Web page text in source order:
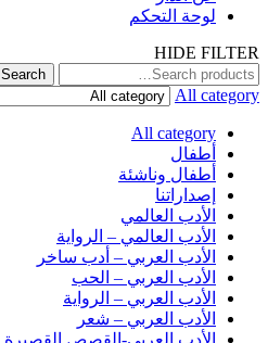
لوحة التحكم
HIDE FILTER
Search
All category
All category
أطفال
أطفال وناشئة
إصداراتنا
الأدب العالمي
الأدب العالمي – الرواية
الأدب العربي – أدب ساخر
الأدب العربي – الحب
الأدب العربي – الرواية
الأدب العربي – شعر
الأدب العربي-القصص القصيرة